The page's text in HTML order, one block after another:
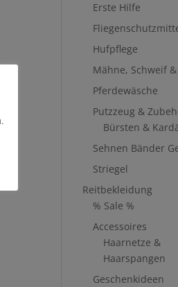
Erste Hilfe
Hufpflege
Mähne, Schweif &
Pferdewäsche
Putzzeug &
Bürsten &
Sehnen Bänder
Striegel
Reitbekleidung
% Sale %
Accessoires
Haarnetze &
Haarspangen
Geschenkideen